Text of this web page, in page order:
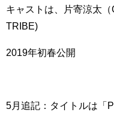
キャストは、片寄涼太
TRIBE)
2019年初春公開
5月追記：タイトルは「